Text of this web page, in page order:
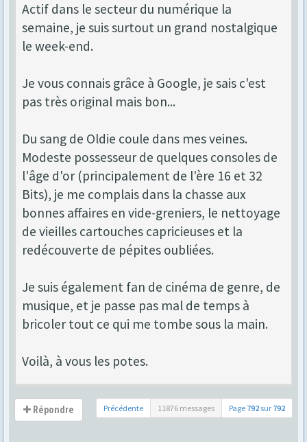
Actif dans le secteur du numérique la
semaine, je suis surtout un grand nostalgique
le week-end.
Je vous connais grâce à Google, je sais c'est
pas très original mais bon...
Du sang de Oldie coule dans mes veines.
Modeste possesseur de quelques consoles de
l'âge d'or (principalement de l'ère 16 et 32
Bits), je me complais dans la chasse aux
bonnes affaires en vide-greniers, le nettoyage
de vieilles cartouches capricieuses et la
redécouverte de pépites oubliées.
Je suis également fan de cinéma de genre, de
musique, et je passe pas mal de temps à
bricoler tout ce qui me tombe sous la main.
Voilà, à vous les potes.
Répondre Précédente 11876 messages Page 792 sur 792